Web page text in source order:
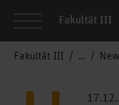
Fakultät III
Fakultät III